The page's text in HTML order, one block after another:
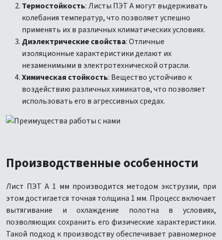
Термостойкость: Листы ПЭТ А могут выдерживать
колебания температур, что позволяет успешно
применять их в различных климатических условиях.
Диэлектрические свойства: Отличные
изоляционные характеристики делают их
незаменимыми в электротехнической отрасли.
Химическая стойкость: Вещество устойчиво к
воздействию различных химикатов, что позволяет
использовать его в агрессивных средах.
Производственные особенности
Лист ПЭТ А 1 мм производится методом экструзии, при
этом достигается точная толщина 1 мм. Процесс включает
вытягивание и охлаждение полотна в условиях,
позволяющих сохранить его физические характеристики.
Такой подход к производству обеспечивает равномерное